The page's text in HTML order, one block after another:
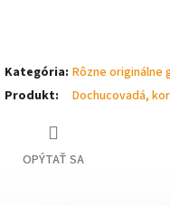
Kategória: Rôzne
Produkt: Dochucovadá,
OPÝTAŤ SA